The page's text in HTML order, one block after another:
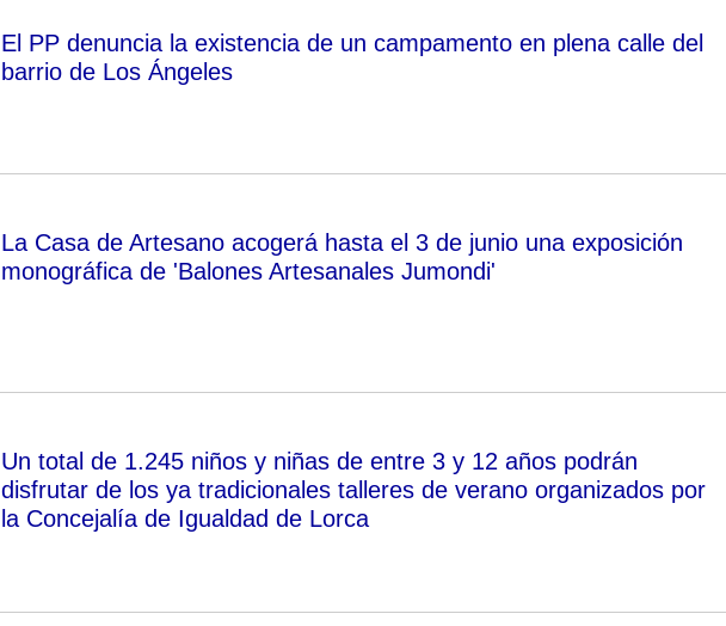
El PP denuncia la existencia de un campamento en plena calle del
barrio de Los Ángeles
La Casa de Artesano acogerá hasta el 3 de junio una exposición
monográfica de 'Balones Artesanales Jumondi'
Un total de 1.245 niños y niñas de entre 3 y 12 años podrán
disfrutar de los ya tradicionales talleres de verano organizados por
la Concejalía de Igualdad de Lorca